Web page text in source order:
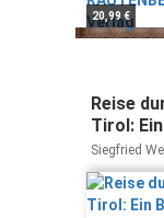
20,99 €
Reise
Tirol: Ein
Bildband
über
auf 140
Siegfried